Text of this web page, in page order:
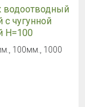
водоотводный
с чугунной
H=100
100мм., 1000